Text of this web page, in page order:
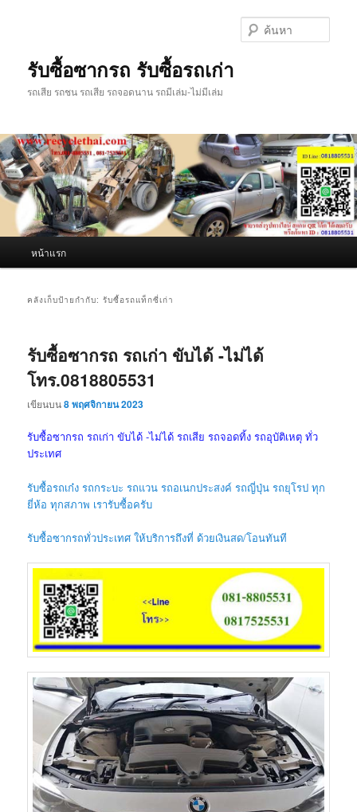
รับซื้อซากรถ รับซื้อรถเก่า
รถเสีย รถชน รถเสีย รถจอดนาน รถมีเล่ม-ไม่มีเล่ม
หน้าแรก
คลังเก็บป้ายกำกับ:รับซื้อรถแท็กซี่เก่า
รับซื้อซากรถ รถเก่า ขับได้ -ไม่ได้
โทร.0818805531
เขียนบน8 พฤศจิกายน 2023
รับซื้อซากรถ รถเก่า ขับได้ -ไม่ได้ รถเสีย รถจอดทิ้ง รถอุบัติเหตุ ทั่ว
ประเทศ
รับซื้อรถเก๋ง รถกระบะ รถแวน รถอเนกประสงค์ รถญี่ปุ่น รถยุโรป ทุก
ยี่ห้อ ทุกสภาพ เรารับซื้อครับ
รับซื้อซากรถทั่วประเทศ ให้บริการถึงที่ ด้วยเงินสด/โอนทันที